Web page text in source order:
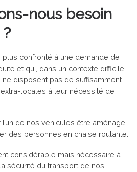
nous besoin
plus confronté à une demande de
et qui, dans un contexte difficile
ne disposent pas de suffisamment
locales à leur nécessité de
de nos véhicules être aménagé
des personnes en chaise roulante.
considérable mais nécessaire à
sécurité du transport de nos